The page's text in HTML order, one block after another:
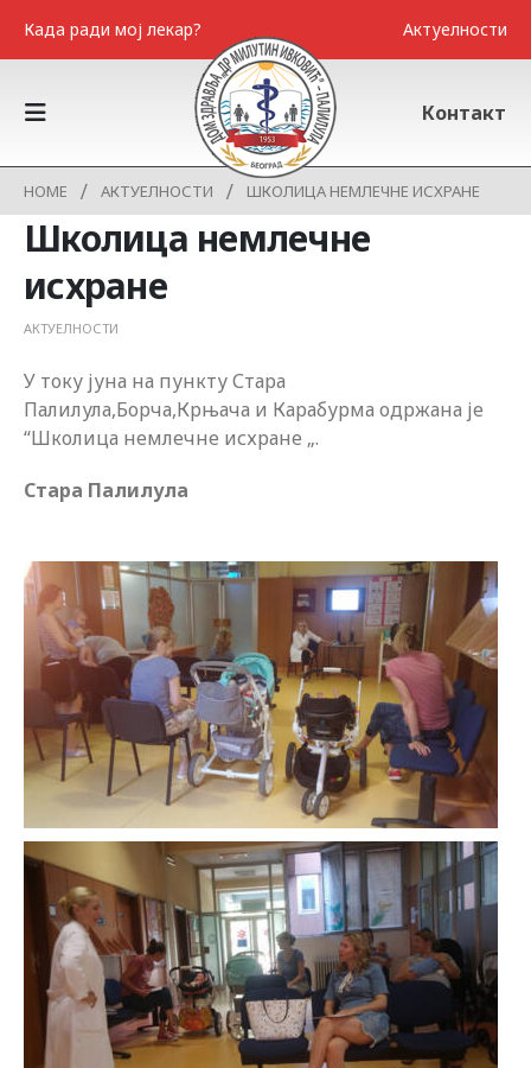
Када ради мој лекар? Актуелности
Контакт
HOME АКТУЕЛНОСТИ ШКОЛИЦА НЕМЛЕЧНЕ ИСХРАНЕ
Школица немлечне
исхране
АКТУЕЛНОСТИ
У току јуна на пункту Стара
Палилула,Борча,Крњача и Карабурма одржана је
“Школица немлечне исхране „.
Стара Палилула